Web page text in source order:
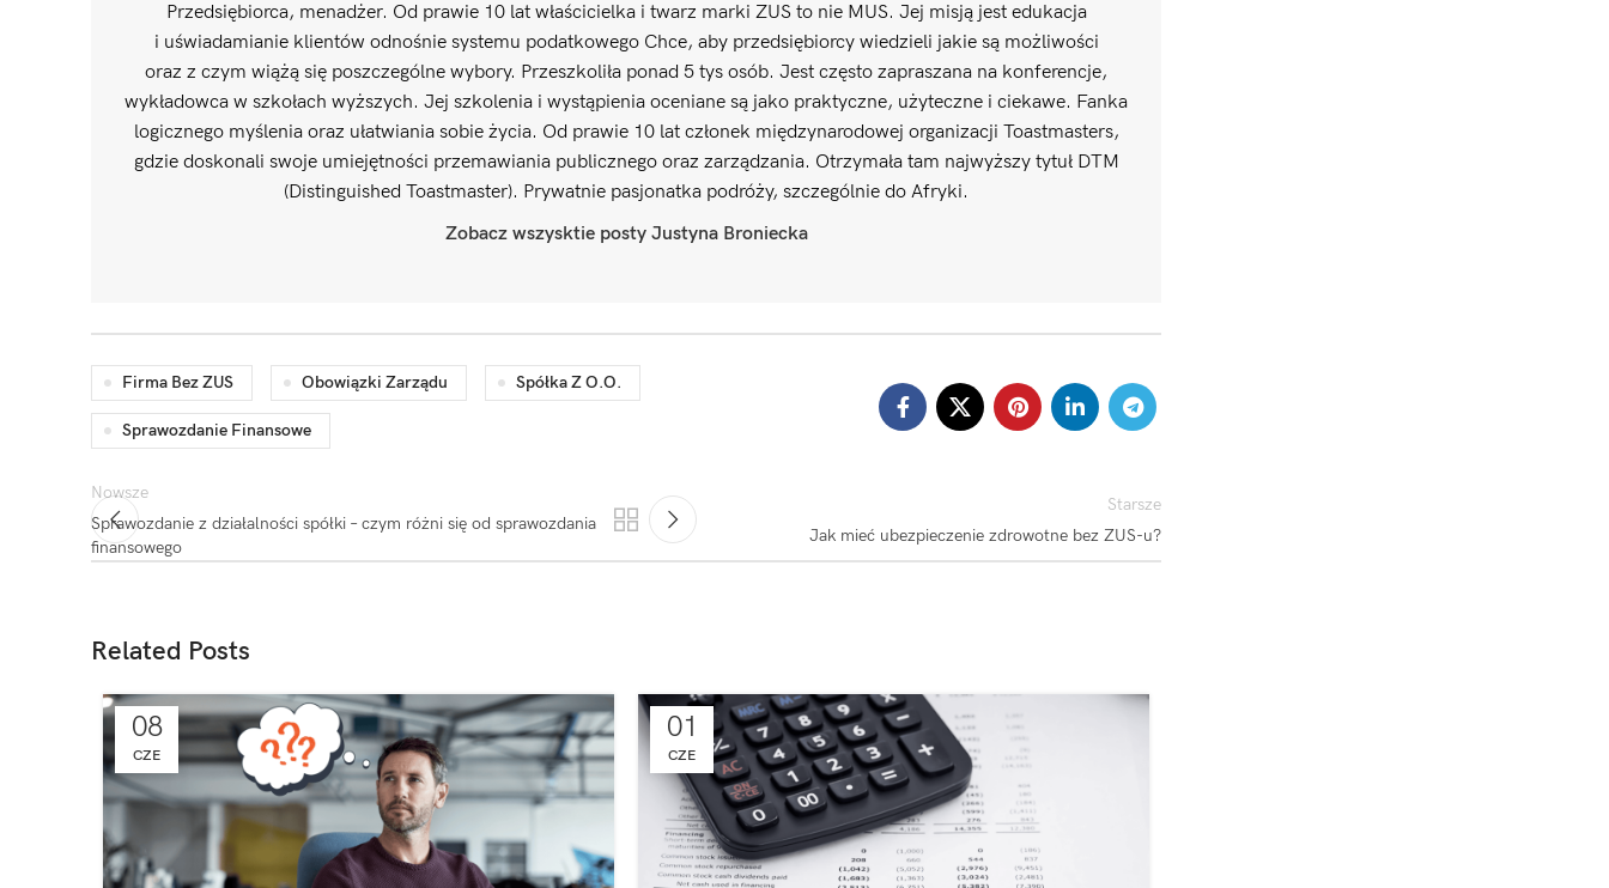
Przedsiębiorca, menadżer. Od prawie 10 lat właścicielka i twarz marki ZUS to nie MUS. Jej misją jest edukacja
i uświadamianie klientów odnośnie systemu podatkowego Chce, aby przedsiębiorcy wiedzieli jakie są możliwości
oraz z czym wiążą się poszczególne wybory. Przeszkoliła ponad 5 tys osób. Jest często zapraszana na konferencje,
wykładowca w szkołach wyższych. Jej szkolenia i wystąpienia oceniane są jako praktyczne, użyteczne i ciekawe. Fanka
logicznego myślenia oraz ułatwiania sobie życia. Od prawie 10 lat członek międzynarodowej organizacji Toastmasters,
gdzie doskonali swoje umiejętności przemawiania publicznego oraz zarządzania. Otrzymała tam najwyższy tytuł DTM
(Distinguished Toastmaster). Prywatnie pasjonatka podróży, szczególnie do Afryki.
Zobacz wszysktie posty Justyna Broniecka
Firma Bez ZUS Obowiązki Zarządu Spółka Z O.o.
Sprawozdanie Finansowe
Nowsze
Sprawozdanie z działalności spółki – czym różni się od sprawozdania
finansowego
Starsze
Jak mieć ubezpieczenie zdrowotne bez ZUS-u?
Related Posts
08
CZE
01
CZE